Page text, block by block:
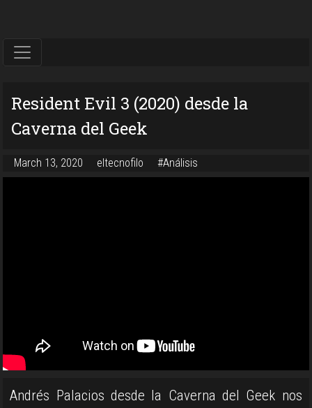
Resident Evil 3 (2020) desde la
Caverna del Geek
March 13, 2020 eltecnofilo #Análisis
Andrés Palacios desde la Caverna del Geek nos